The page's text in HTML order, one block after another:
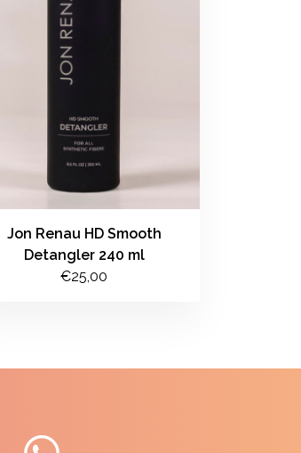
Jon Renau HD Smooth
Detangler 240 ml
€25,00